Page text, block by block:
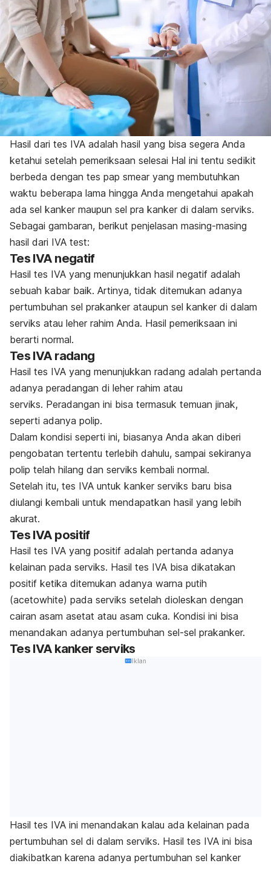
Hasil dari tes IVA adalah hasil yang bisa segera Anda
ketahui setelah pemeriksaan selesai Hal ini tentu sedikit
berbeda dengan tes pap smear yang membutuhkan
waktu beberapa lama hingga Anda mengetahui apakah
ada sel kanker maupun sel pra kanker di dalam serviks.
Sebagai gambaran, berikut penjelasan masing-masing
hasil dari IVA test:
Tes IVA negatif
Hasil tes IVA yang menunjukkan hasil negatif adalah
sebuah kabar baik. Artinya, tidak ditemukan adanya
pertumbuhan sel prakanker ataupun sel kanker di dalam
serviks atau leher rahim Anda. Hasil pemeriksaan ini
berarti normal.
Tes IVA radang
Hasil tes IVA yang menunjukkan radang adalah pertanda
adanya peradangan di leher rahim atau
serviks. Peradangan ini bisa termasuk temuan jinak,
seperti adanya polip.
Dalam kondisi seperti ini, biasanya Anda akan diberi
pengobatan tertentu terlebih dahulu, sampai sekiranya
polip telah hilang dan serviks kembali normal.
Setelah itu, tes IVA untuk kanker serviks baru bisa
diulangi kembali untuk mendapatkan hasil yang lebih
akurat.
Tes IVA positif
Hasil tes IVA yang positif adalah pertanda adanya
kelainan pada serviks. Hasil tes IVA bisa dikatakan
positif ketika ditemukan adanya warna putih
(acetowhite) pada serviks setelah dioleskan dengan
cairan asam asetat atau asam cuka. Kondisi ini bisa
menandakan adanya pertumbuhan sel-sel prakanker.
Tes IVA kanker serviks
Iklan
Hasil tes IVA ini menandakan kalau ada kelainan pada
pertumbuhan sel di dalam serviks. Hasil tes IVA ini bisa
diakibatkan karena adanya pertumbuhan sel kanker